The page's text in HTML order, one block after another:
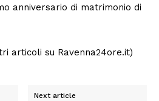
anniversario di matrimonio di
articoli su Ravenna24ore.it)
Next article